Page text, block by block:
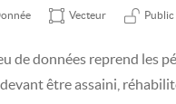
Vecteur Public
de données reprend les
être assaini,